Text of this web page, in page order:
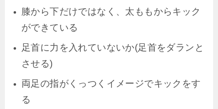
膝から下だけではなく、太ももからキック
ができている
足首に力を入れていないか(足首をダランと
させる)
両足の指がくっつくイメージでキックをす
る